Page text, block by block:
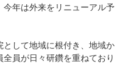
今年は外来をリニューアル予
して地域に根付き、地域か
員が日々研鑽を重ねており